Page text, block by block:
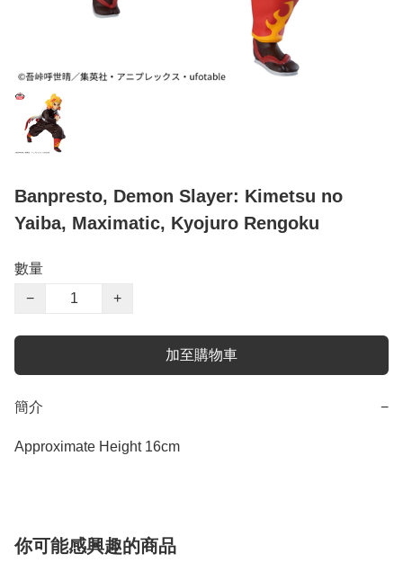
Banpresto, Demon Slayer: Kimetsu no
Yaiba, Maximatic, Kyojuro Rengoku
數量
−
+
加至購物車
簡介 −
Approximate Height 16cm
你可能感興趣的商品